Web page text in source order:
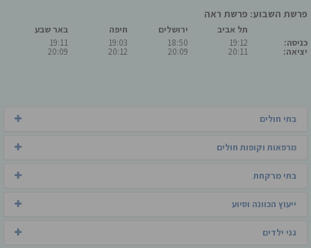
פרשת השבוע: פרשת ראה
כניסה:
יציאה:
תל אביב
19:12
20:11
ירושלים
18:50
20:09
חיפה
19:03
20:12
באר שבע
19:11
20:09
בתי חולים
מרפאות וקופות חולים
בתי מרקחת
ייעוץ הכוונה וסיוע
גני ילדים